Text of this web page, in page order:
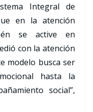
Integral de
en la atención
se active en
con la atención
modelo busca ser
hasta la
social”,